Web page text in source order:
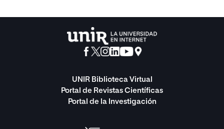
UNIR Biblioteca Virtual
Portal de Revistas Científicas
Portal de la Investigación